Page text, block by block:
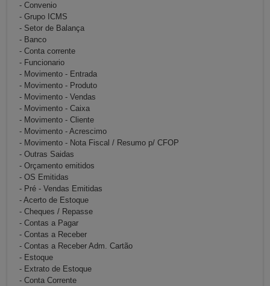
- Convenio
- Grupo ICMS
- Setor de Balança
- Banco
- Conta corrente
- Funcionario
- Movimento - Entrada
- Movimento - Produto
- Movimento - Vendas
- Movimento - Caixa
- Movimento - Cliente
- Movimento - Acrescimo
- Movimento - Nota Fiscal / Resumo p/ CFOP
- Outras Saidas
- Orçamento emitidos
- OS Emitidas
- Pré - Vendas Emitidas
- Acerto de Estoque
- Cheques / Repasse
- Contas a Pagar
- Contas a Receber
- Contas a Receber Adm. Cartão
- Estoque
- Extrato de Estoque
- Conta Corrente